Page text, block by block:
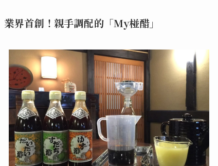
業界首創！親手調配的「My椪醋」